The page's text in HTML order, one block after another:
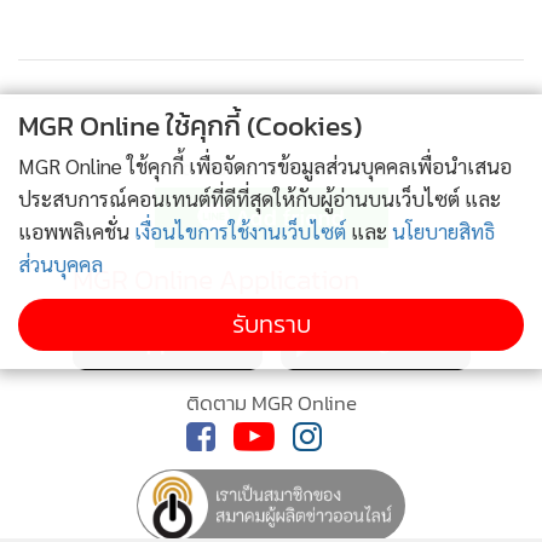
ตกเป็นเหยื่อซ้ำสองอีกต่อไป โดยสามารถติดต่อขอคำปรึกษา
หรือขอความช่วยเหลือได้ตลอด 24 ชั่วโมงที่หมายเลขโทรศัพท์
081-4439953 ID ไลน์ 08144399530 ช่วยเหลือเหยื่อเมาแล้ว
ขับ” น.พ.แท้จริงกล่าว โดยทันทีที่นายกรัฐมนตรี ฟังรายงานจาก
นพ.แท้จริงเสร็จ ก็ได้กล่าวแซวว่า "ถ้าไม่แน่จริงคงไม่ชื่อนี้ ผม
อยากจะเปลี่ยนชื่อเหมือนกันเป็นจริงใจ เข้าท่าไหม เพราะใจนา
ยกฯ ไม่มีอะไร มีแต่อยากให้ทุกคนปลอดภัยและเดินไปข้างหน้า"
**วอนรักตัวเอง-รักครอบครัว-รักคนอื่น
จากนั้นพล.อ.ประยุทธ์ กล่าวเปิดงานว่า สำหรับมาตรการป้องกัน
และดูแลความปลอดภัยนั้นไม่ใช่แค่เทศกาลปีใหม่ แต่ต้องหา
มาตรการที่เหมาะสมทุกอย่าง โดยการผสมผสานบูรณาการจาก
เจ้าหน้าที่ทั้งหมด รวมถึงในเรื่องการจราจรและการบังคับใช้
กฎหมาย ซึ่งตนเห็นยังมีความขัดแย้งบ้างเช่น เมาแล้วบอกไม่เมา
ขนาดเป่าแล้วเดินไม่ตรงก็ยังบอกไม่เมา เจ้าหน้าที่ก็โดนเล่นงาน
ติดตามข่าวสารผ่านทาง LINE
MGR Online Application
ติดตาม MGR Online
MGR Online ใช้คุกกี้ (Cookies)
MGR Online ใช้คุกกี้ เพื่อจัดการข้อมูลส่วนบุคคลเพื่อนำเสนอ
ประสบการณ์คอนเทนต์ที่ดีที่สุดให้กับผู้อ่านบนเว็บไซต์ และ
แอพพลิเคชั่น เงื่อนไขการใช้งานเว็บไซต์ และ นโยบายสิทธิ
ส่วนบุคคล
รับทราบ